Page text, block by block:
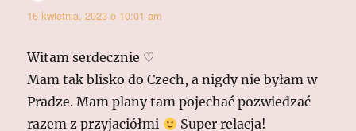
16 kwietnia, 2023 o 10:01 am
Witam serdecznie ♡
Mam tak blisko do Czech, a nigdy nie byłam w
Pradze. Mam plany tam pojechać pozwiedzać
razem z przyjaciółmi
Super relacja!